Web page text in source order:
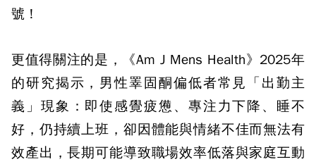
號！
更值得關注的是，《Am J Mens Health》 2025年
的研究揭示，男性睪固酮偏低者常見「出勤主
義」現象：即使感覺疲憊、專注力下降、睡不
好，仍持續上班 ，卻因體能與情緒不佳而無法有
效產出，長期可能導致職場效率低落與家庭互動